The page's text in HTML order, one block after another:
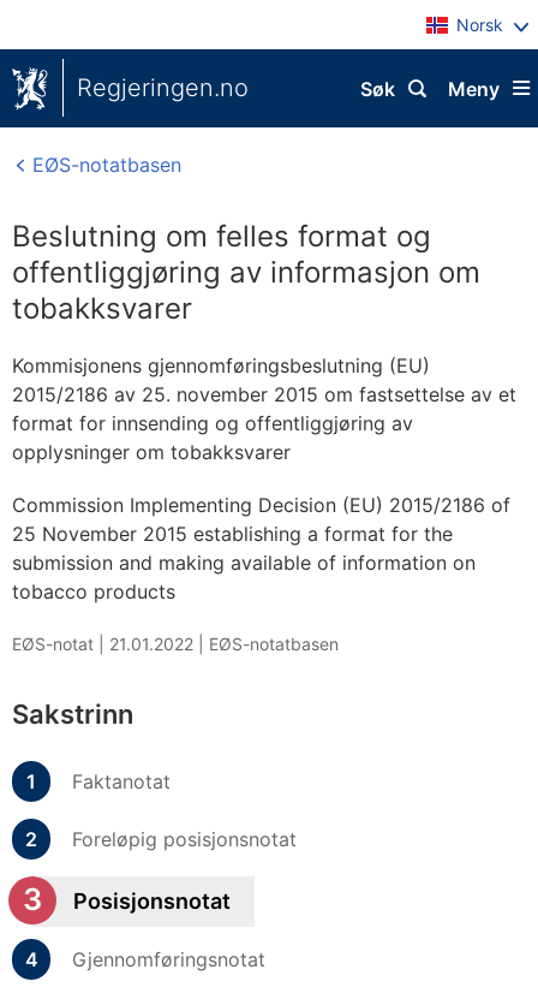
Norsk
Regjeringen.no Meny
Søk
EØS-notatbasen
Beslutning om felles format og
offentliggjøring av informasjon om
tobakksvarer
Kommisjonens gjennomføringsbeslutning (EU)
2015/2186 av 25. november 2015 om fastsettelse av et
format for innsending og offentliggjøring av
opplysninger om tobakksvarer
Commission Implementing Decision (EU) 2015/2186 of
25 November 2015 establishing a format for the
submission and making available of information on
tobacco products
EØS-notat | 21.01.2022 EØS-notatbasen
Sakstrinn
Faktanotat
Foreløpig posisjonsnotat
Posisjonsnotat
Gjennomføringsnotat